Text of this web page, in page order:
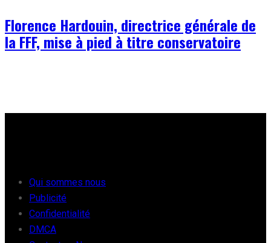
Florence Hardouin, directrice générale de
la FFF, mise à pied à titre conservatoire
Qui sommes nous
Publicité
Confidentialité
DMCA